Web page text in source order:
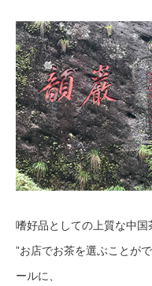
嗜好品としての上質な中国
”お店でお茶を選ぶことが
ールに、